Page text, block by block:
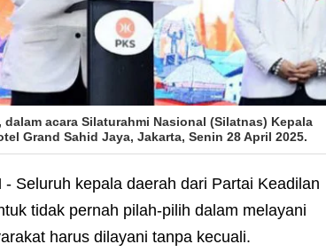
dalam acara Silaturahmi Nasional (Silatnas) Kepala
Grand Sahid Jaya, Jakarta, Senin 28 April 2025.
- Seluruh kepala daerah dari Partai Keadilan
tidak pernah pilah-pilih dalam melayani
harus dilayani tanpa kecuali.